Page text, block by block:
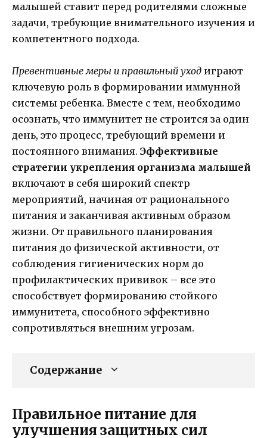
малышей ставит перед родителями сложные
задачи, требующие внимательного изучения и
компетентного подхода.
Превентивные меры и правильный уход играют
ключевую роль в формировании иммунной
системы ребенка. Вместе с тем, необходимо
осознать, что иммунитет не строится за один
день, это процесс, требующий времени и
постоянного внимания. Эффективные
стратегии укрепления организма малышей
включают в себя широкий спектр
мероприятий, начиная от рационального
питания и заканчивая активным образом
жизни. От правильного планирования
питания до физической активности, от
соблюдения гигиенических норм до
профилактических прививок – все это
способствует формированию стойкого
иммунитета, способного эффективно
сопротивляться внешним угрозам.
Содержание
Правильное питание для
улучшения защитных сил